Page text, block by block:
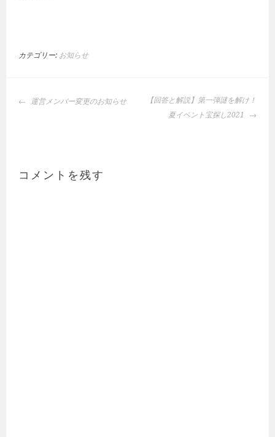
カテゴリー: お知らせ
投
ー
運営メンバー変更のお知らせ
【回答と解説】第一弾謎を解け！
夏イベント宝探し2021
コメントを残す